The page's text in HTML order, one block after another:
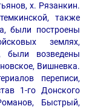
х. Рязанкин.
также
были построены
землях,
были возведены
Вишневка.
переписи,
1-го Донского
Быстрый,